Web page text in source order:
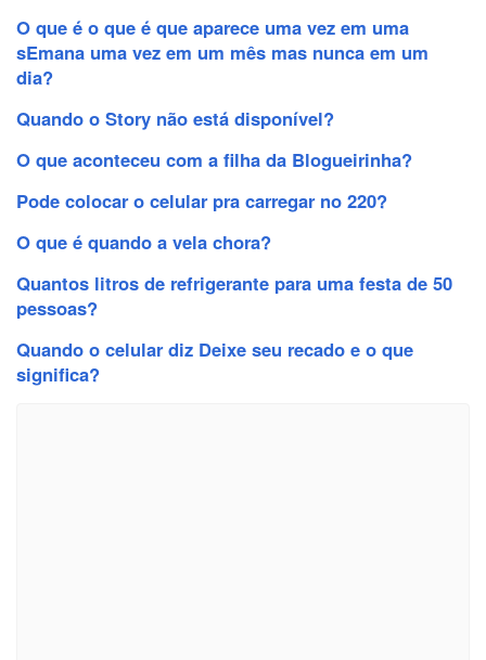
O que é o que é que aparece uma vez em uma
sEmana uma vez em um mês mas nunca em um
dia?
Quando o Story não está disponível?
O que aconteceu com a filha da Blogueirinha?
Pode colocar o celular pra carregar no 220?
O que é quando a vela chora?
Quantos litros de refrigerante para uma festa de 50
pessoas?
Quando o celular diz Deixe seu recado e o que
significa?